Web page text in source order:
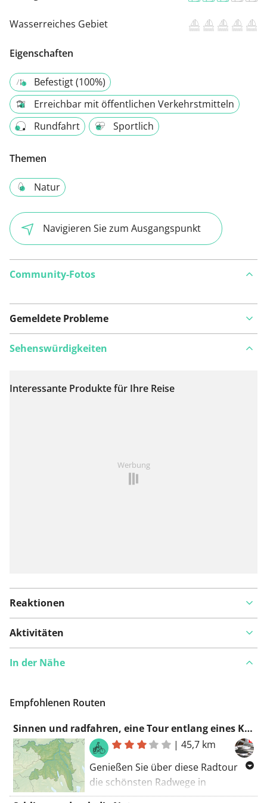
Wasserreiches Gebiet
Eigenschaften
Befestigt (100%)
Erreichbar mit öffentlichen Verkehrstmitteln
Rundfahrt
Sportlich
Themen
Natur
Navigieren Sie zum Ausgangspunkt
Community-Fotos
Gemeldete Probleme
Auf Karte anzeigen
Sehenswürdigkeiten
Interessante Produkte für Ihre Reise
Werbung
Reaktionen
Aktivitäten
In der Nähe
Empfohlenen Routen
Sinnen und radfahren, eine Tour entlang eines Klosters
|45,7 km
Genießen Sie über diese Radtour
die schönsten Radwege in
Schönenwerd. Eine Route wobei Sie